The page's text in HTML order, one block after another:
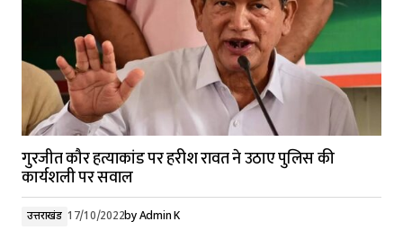
गुरजीत कौर हत्याकांड पर हरीश रावत ने उठाए पुलिस की
कार्यशली पर सवाल
उत्तराखंड 17/10/2022byAdmin K